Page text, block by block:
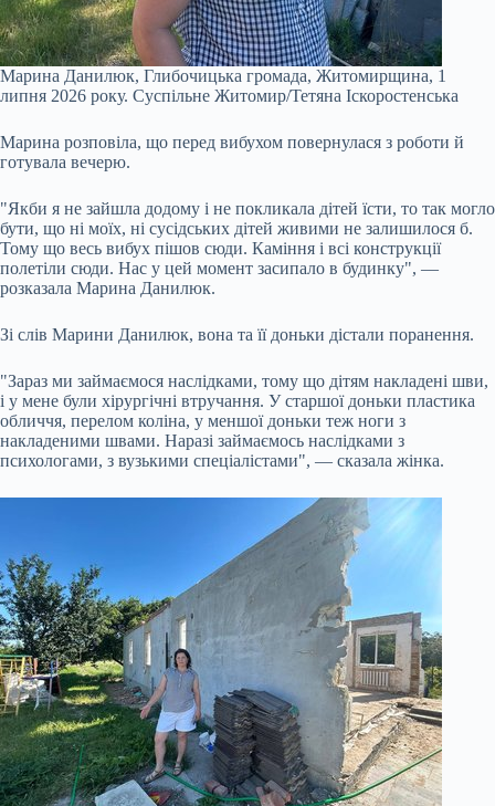
Марина Данилюк, Глибочицька громада, Житомирщина, 1
липня 2026 року. Суспільне Житомир/Тетяна Іскоростенська
Марина розповіла, що перед вибухом повернулася з роботи й
готувала вечерю.
"Якби я не зайшла додому і не покликала дітей їсти, то так могло
бути, що ні моїх, ні сусідських дітей живими не залишилося б.
Тому що весь вибух пішов сюди. Каміння і всі конструкції
полетіли сюди. Нас у цей момент засипало в будинку", —
розказала Марина Данилюк.
Зі слів Марини Данилюк, вона та її доньки дістали поранення.
"Зараз ми займаємося наслідками, тому що дітям накладені шви,
і у мене були хірургічні втручання. У старшої доньки пластика
обличчя, перелом коліна, у меншої доньки теж ноги з
накладеними швами. Наразі займаємось наслідками з
психологами, з вузькими спеціалістами", — сказала жінка.